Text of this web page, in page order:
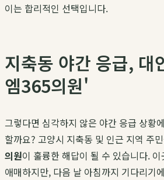
이는 합리적인 선택입니다.
지축동 야간 응급, 대
엠365의원'
그렇다면 심각하지 않은 야간 응급 상황
할까요? 고양시 지축동 및 인근 지역 주
의원이 훌륭한 해답이 될 수 있습니다.
애매하지만, 다음 날 아침까지 기다리기